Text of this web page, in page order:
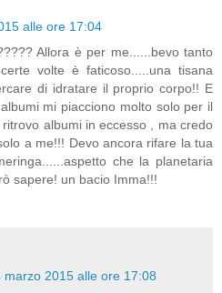
alle ore 17:04
Allora è per me......bevo tanto
volte è faticoso.....una tisana
di idratare il proprio corpo!! E
mi piacciono molto solo per il
albumi in eccesso , ma credo
a me!!! Devo ancora rifare la tua
che la planetaria
sapere! un bacio Imma!!!
marzo 2015 alle ore 17:08